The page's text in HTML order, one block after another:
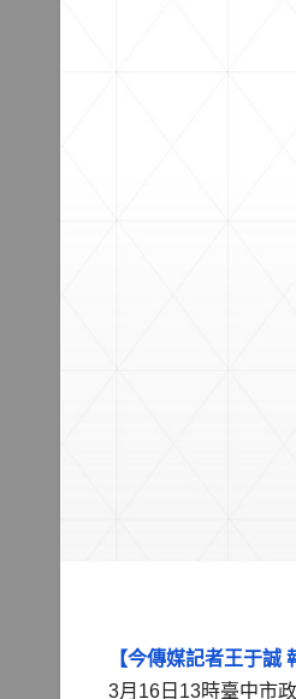
【今傳媒記者王于誠
3月16日13時臺中市